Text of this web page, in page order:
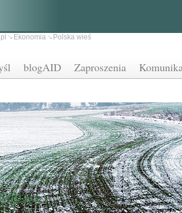
blogAID Zaproszenia
Ekonomia Polska wieś